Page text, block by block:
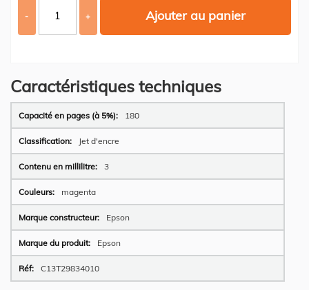
- + Ajouter au panier
Caractéristiques techniques
Plus
d’information
180
Jet d'encre
3
magenta
Epson
Epson
C13T29834010